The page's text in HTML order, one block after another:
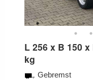
L 256 x B 150
kg
Gebremst